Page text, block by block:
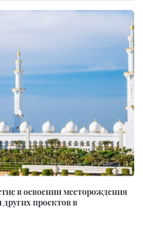
в освоении месторождения
проектов в